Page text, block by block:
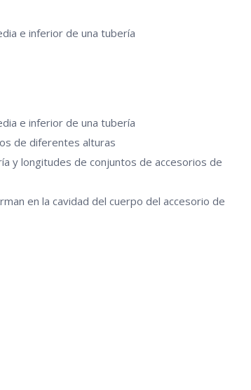
e inferior de una tubería
e inferior de una tubería
de diferentes alturas
y longitudes de conjuntos de accesorios de
en la cavidad del cuerpo del accesorio de